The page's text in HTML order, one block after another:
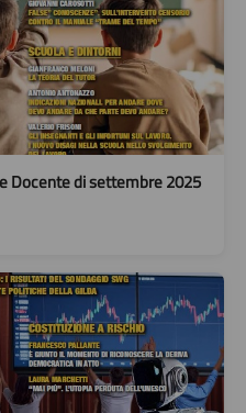
Docente di settembre 2025